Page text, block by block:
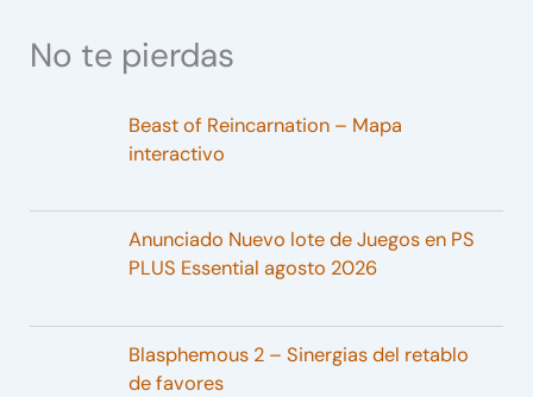
No te pierdas
Beast of Reincarnation – Mapa
interactivo
Anunciado Nuevo lote de Juegos en PS
PLUS Essential agosto 2026
Blasphemous 2 – Sinergias del retablo
de favores